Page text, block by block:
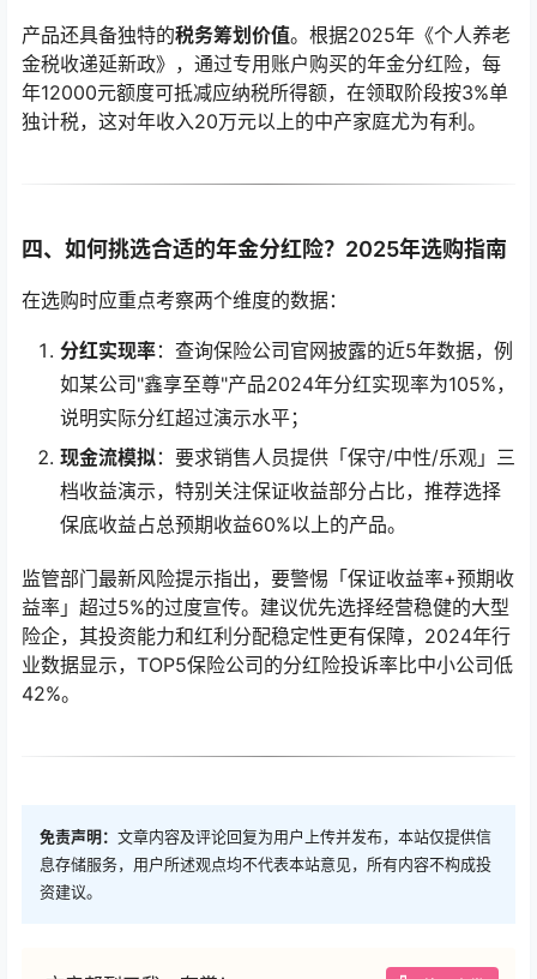
产品还具备独特的税务筹划价值。根据2025年《个人养老
金税收递延新政》，通过专用账户购买的年金分红险，每
年12000元额度可抵减应纳税所得额，在领取阶段按3%单
独计税，这对年收入20万元以上的中产家庭尤为有利。
四、如何挑选合适的年金分红险？2025年选购指南
在选购时应重点考察两个维度的数据：
分红实现率：查询保险公司官网披露的近5年数据，例
如某公司"鑫享至尊"产品2024年分红实现率为105%，
说明实际分红超过演示水平；
现金流模拟：要求销售人员提供「保守/中性/乐观」三
档收益演示，特别关注保证收益部分占比，推荐选择
保底收益占总预期收益60%以上的产品。
监管部门最新风险提示指出，要警惕「保证收益率+预期收
益率」超过5%的过度宣传。建议优先选择经营稳健的大型
险企，其投资能力和红利分配稳定性更有保障，2024年行
业数据显示，TOP5保险公司的分红险投诉率比中小公司低
42%。
免责声明： 文章内容及评论回复为用户上传并发布，本站仅提供信
息存储服务，用户所述观点均不代表本站意见，所有内容不构成投
资建议。